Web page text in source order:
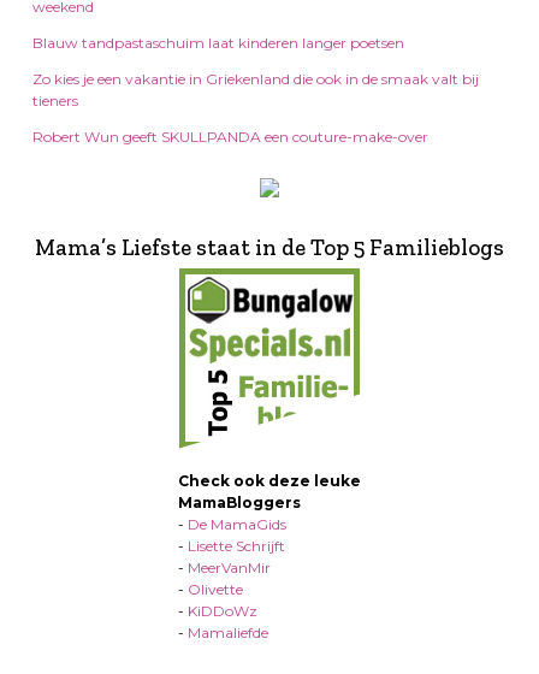
weekend
Blauw tandpastaschuim laat kinderen langer poetsen
Zo kies je een vakantie in Griekenland die ook in de smaak valt bij
tieners
Robert Wun geeft SKULLPANDA een couture-make-over
Mama’s Liefste staat in de Top 5 Familieblogs
Check ook deze leuke
MamaBloggers
- De MamaGids
- Lisette Schrijft
- MeerVanMir
- Olivette
- KiDDoWz
- Mamaliefde